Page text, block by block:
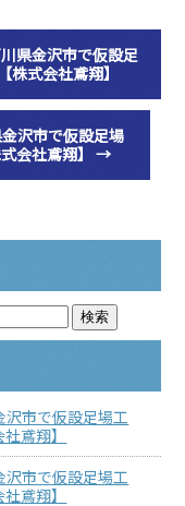
県金沢市で仮設足
式会社鳶翔】
沢市で仮設足場
会社鳶翔】→
市で仮設足場工
鳶翔】
市で仮設足場工
鳶翔】